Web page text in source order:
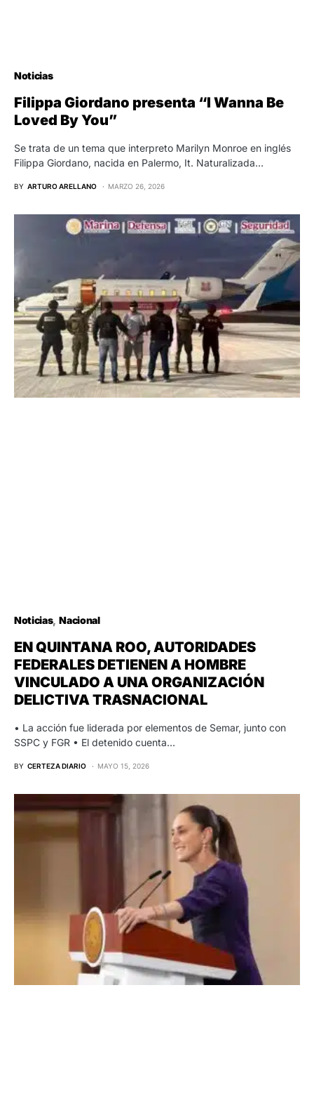
Noticias
Filippa Giordano presenta “I Wanna Be
Loved By You”
Se trata de un tema que interpreto Marilyn Monroe en inglés
Filippa Giordano, nacida en Palermo, It. Naturalizada…
BY ARTURO ARELLANO MARZO 26, 2026
Noticias Nacional
EN QUINTANA ROO, AUTORIDADES
FEDERALES DETIENEN A HOMBRE
VINCULADO A UNA ORGANIZACIÓN
DELICTIVA TRASNACIONAL
• La acción fue liderada por elementos de Semar, junto con
SSPC y FGR • El detenido cuenta…
BY CERTEZA DIARIO MAYO 15, 2026